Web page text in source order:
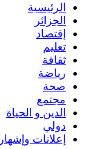
الرئيسية
الجزائر
إقتصاد
تعليم
ثقافة
رياضة
صحة
مجتمع
الدين و الحياة
دولي
إعلانات وإشهار